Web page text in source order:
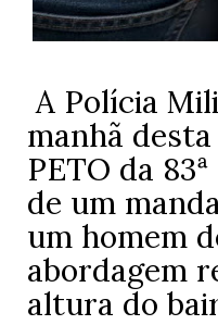
A Polícia
manhã
PETO da
de um
um homem
abordagem
altura do